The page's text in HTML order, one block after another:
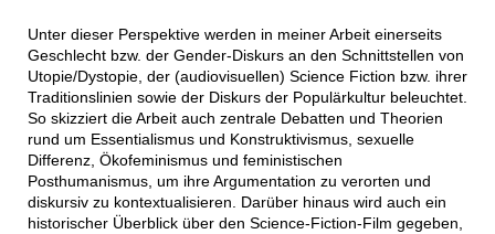
Unter dieser Perspektive werden in meiner Arbeit einerseits
Geschlecht bzw. der Gender-Diskurs an den Schnittstellen von
Utopie/Dystopie, der (audiovisuellen) Science Fiction bzw. ihrer
Traditionslinien sowie der Diskurs der Populärkultur beleuchtet.
So skizziert die Arbeit auch zentrale Debatten und Theorien
rund um Essentialismus und Konstruktivismus, sexuelle
Differenz, Ökofeminismus und feministischen
Posthumanismus, um ihre Argumentation zu verorten und
diskursiv zu kontextualisieren. Darüber hinaus wird auch ein
historischer Überblick über den Science-Fiction-Film gegeben,